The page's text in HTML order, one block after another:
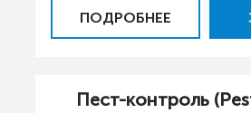
ПОДРОБНЕЕ
Пест-контроль